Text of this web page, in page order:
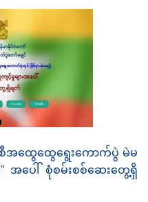
စီအထွေထွေရွေးကောက်ပွဲ မဲမ
" အပေါ် စုံစမ်းစစ်ဆေးတွေ့ရှိ